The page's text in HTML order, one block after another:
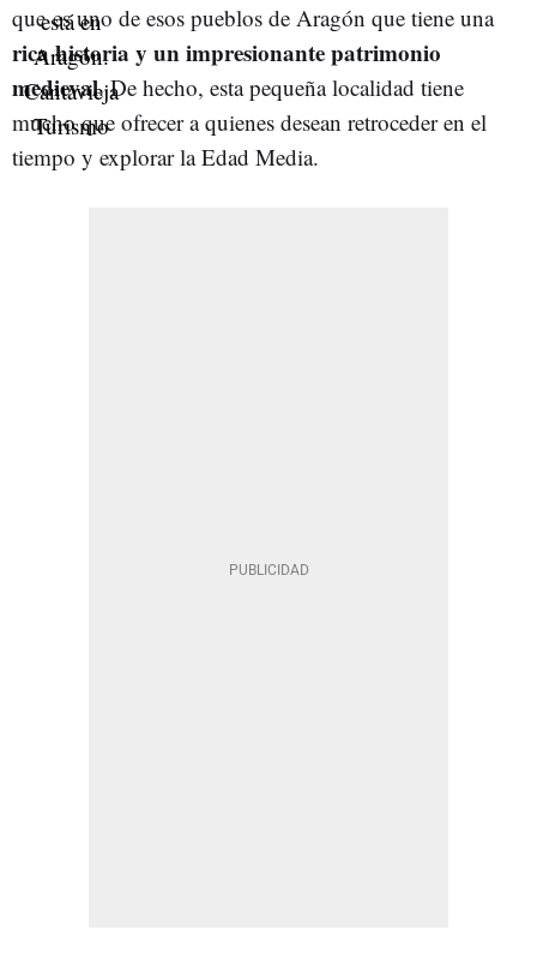
que es uno de esos pueblos de Aragón que tiene una
rica historia y un impresionante patrimonio
medieval. De hecho, esta pequeña localidad tiene
mucho que ofrecer a quienes desean retroceder en el
tiempo y explorar la Edad Media.